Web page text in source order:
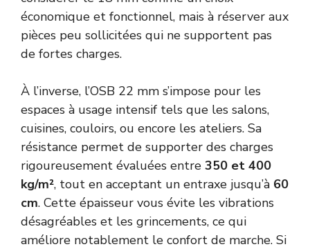
économique et fonctionnel, mais à réserver aux
pièces peu sollicitées qui ne supportent pas
de fortes charges.
À l’inverse, l’OSB 22 mm s’impose pour les
espaces à usage intensif tels que les salons,
cuisines, couloirs, ou encore les ateliers. Sa
résistance permet de supporter des charges
rigoureusement évaluées entre 350 et 400
kg/m², tout en acceptant un entraxe jusqu’à 60
cm. Cette épaisseur vous évite les vibrations
désagréables et les grincements, ce qui
améliore notablement le confort de marche. Si